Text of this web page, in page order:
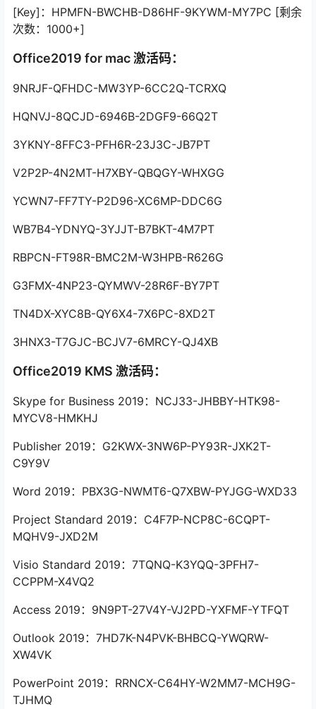
[Key]：HPMFN-BWCHB-D86HF-9KYWM-MY7PC [剩余
次数：1000+]
Office2019 for mac 激活码：
9NRJF-QFHDC-MW3YP-6CC2Q-TCRXQ
HQNVJ-8QCJD-6946B-2DGF9-66Q2T
3YKNY-8FFC3-PFH6R-23J3C-JB7PT
V2P2P-4N2MT-H7XBY-QBQGY-WHXGG
YCWN7-FF7TY-P2D96-XC6MP-DDC6G
WB7B4-YDNYQ-3YJJT-B7BKT-4M7PT
RBPCN-FT98R-BMC2M-W3HPB-R626G
G3FMX-4NP23-QYMWV-28R6F-BY7PT
TN4DX-XYC8B-QY6X4-7X6PC-8XD2T
3HNX3-T7GJC-BCJV7-6MRCY-QJ4XB
Office2019 KMS 激活码：
Skype for Business 2019：NCJ33-JHBBY-HTK98-
MYCV8-HMKHJ
Publisher 2019：G2KWX-3NW6P-PY93R-JXK2T-
C9Y9V
Word 2019：PBX3G-NWMT6-Q7XBW-PYJGG-WXD33
Project Standard 2019：C4F7P-NCP8C-6CQPT-
MQHV9-JXD2M
Visio Standard 2019：7TQNQ-K3YQQ-3PFH7-
CCPPM-X4VQ2
Access 2019：9N9PT-27V4Y-VJ2PD-YXFMF-YTFQT
Outlook 2019：7HD7K-N4PVK-BHBCQ-YWQRW-
XW4VK
PowerPoint 2019：RRNCX-C64HY-W2MM7-MCH9G-
TJHMQ